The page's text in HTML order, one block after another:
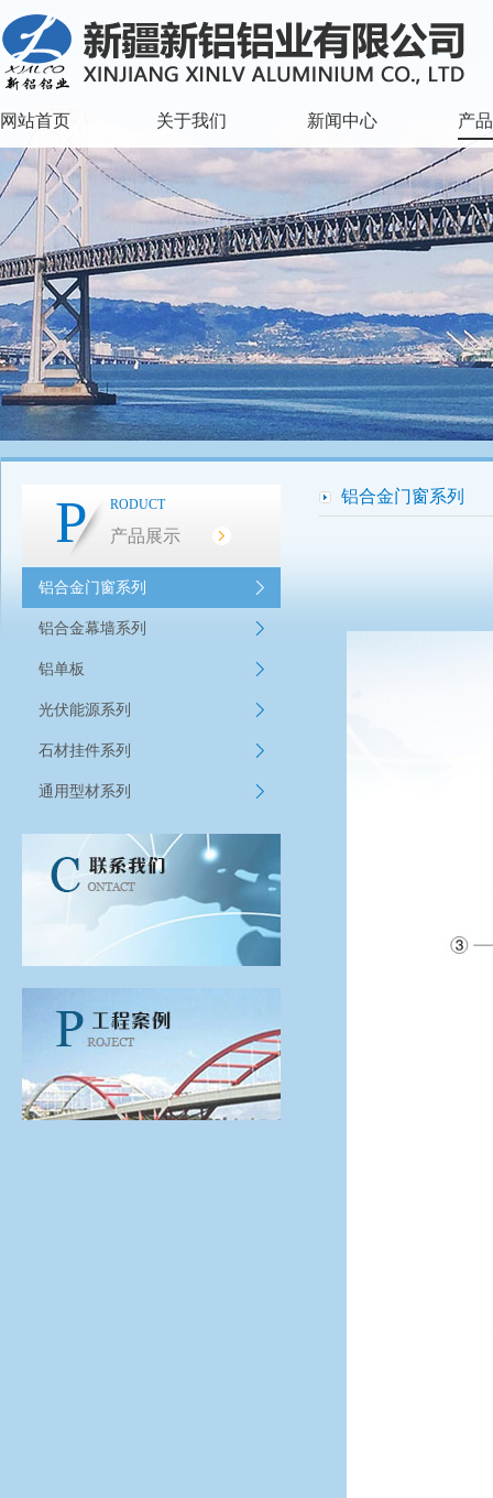
网站首页 关于我们 新闻中心 产
P RODUCT
产品展示
铝合金门窗系列
铝合金幕墙系列
铝单板
光伏能源系列
石材挂件系列
通用型材系列
铝合金门窗系列